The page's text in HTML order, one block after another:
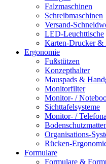
Falzmaschinen
Schreibmaschinen
Versand-
LED-Leuchttische
Karten-Drucker &
Ergonomie
Fußstützen
Konzepthalter
Mauspads &
Monitorfilter
Monitor- /
Sichttafelsysteme
Monitor- /
Organisations-
Rücken-
Formulare
Formulare &